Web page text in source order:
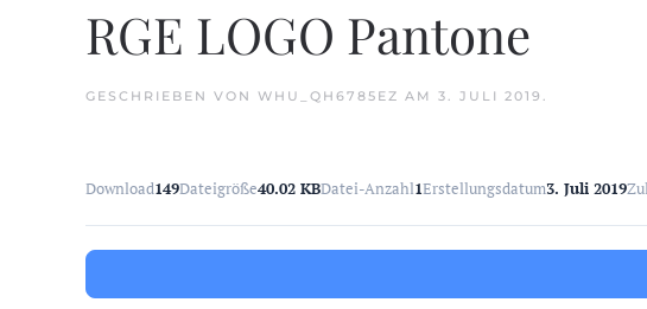
RGE LOGO Pantone
GESCHRIEBEN VON WHU_QH6785EZ AM 3. JULI 2019 .
Download149Dateigröße40.02 KBDatei-Anzahl1Erstellungsdatum3. Juli 2019